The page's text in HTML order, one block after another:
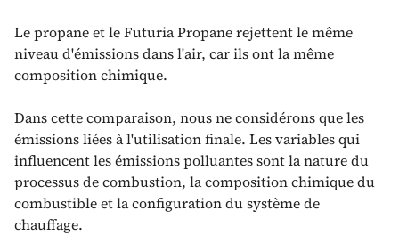
Le propane et le Futuria Propane rejettent le même
niveau d'émissions dans l'air, car ils ont la même
composition chimique.
Dans cette comparaison, nous ne considérons que les
émissions liées à l'utilisation finale. Les variables qui
influencent les émissions polluantes sont la nature du
processus de combustion, la composition chimique du
combustible et la configuration du système de
chauffage.